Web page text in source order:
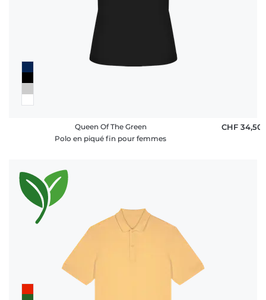
Queen Of The Green
Polo en piqué fin pour femmes
CHF 34,50